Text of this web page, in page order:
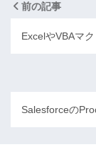
前の記事
ExcelやVBAマ
Salesforceの